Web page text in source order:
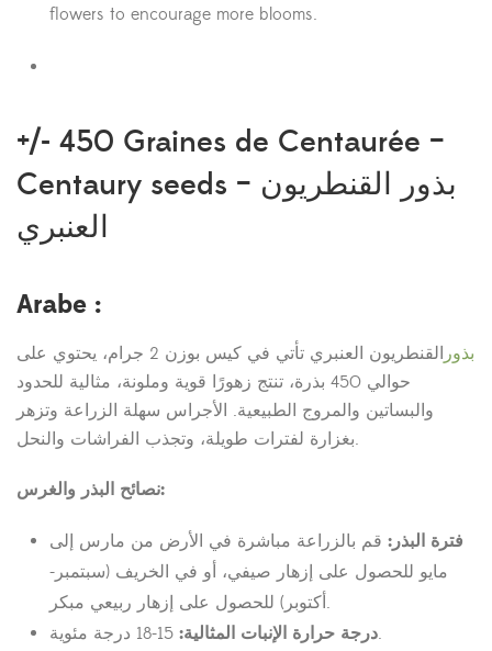
flowers to encourage more blooms.
+/- 450 Graines de Centaurée –
Centaury seeds –
بذور القنطريون
العنبري
Arabe :
بذور
القنطريون العنبري تأتي في كيس بوزن 2 جرام، يحتوي على
حوالي 450 بذرة، تنتج زهورًا قوية وملونة، مثالية للحدود
والبساتين والمروج الطبيعية. الأجراس سهلة الزراعة وتزهر
بغزارة لفترات طويلة، وتجذب الفراشات والنحل.
نصائح البذر والغرس:
فترة البذر: قم بالزراعة مباشرة في الأرض من مارس إلى
مايو للحصول على إزهار صيفي، أو في الخريف (سبتمبر-
أكتوبر) للحصول على إزهار ربيعي مبكر.
درجة حرارة الإنبات المثالية:15-18 درجة مئوية.